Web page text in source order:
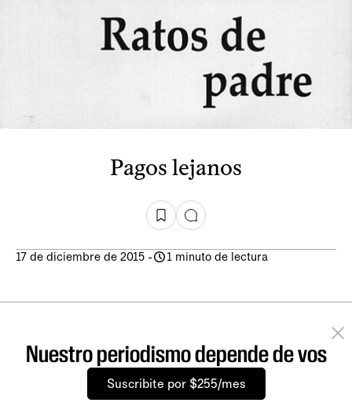
Pagos lejanos
17 de diciembre de 2015 - 1 minuto de lectura
Nuestro periodismo depende de vos
Suscribite por $255/mes